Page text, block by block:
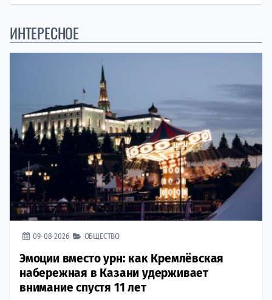
ИНТЕРЕСНОЕ
09-08-2026 ОБЩЕСТВО
Эмоции вместо урн: как Кремлёвская
набережная в Казани удерживает
внимание спустя 11 лет